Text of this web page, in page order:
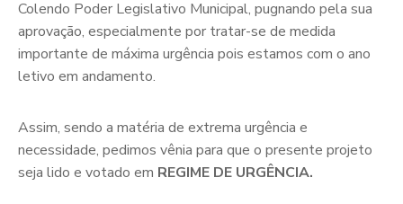
Colendo Poder Legislativo Municipal, pugnando pela sua
aprovação, especialmente por tratar-se de medida
importante de máxima urgência pois estamos com o ano
letivo em andamento.
Assim, sendo a matéria de extrema urgência e
necessidade, pedimos vênia para que o presente projeto
seja lido e votado em REGIME DE URGÊNCIA.